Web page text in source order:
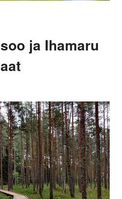
ja Ihamaru